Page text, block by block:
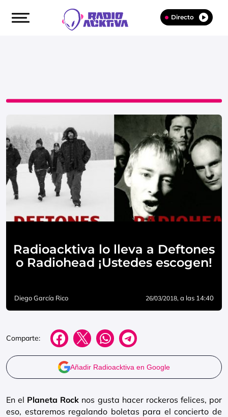
Directo
Radioacktiva lo lleva a Deftones
o Radiohead ¡Ustedes escogen!
Diego García Rico 26/03/2018, a las 14:40
Comparte:
Añadir Radioacktiva en Google
En el Planeta Rock nos gusta hacer rockeros felices, por
eso, estaremos regalando boletas para el concierto de